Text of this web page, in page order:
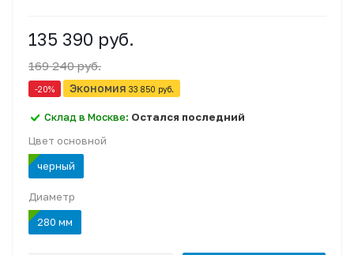
135 390 руб.
169 240 руб.
-20% Экономия 33 850 руб.
Склад в Москве: Остался последний
Цвет основной
черный
Диаметр
280 мм